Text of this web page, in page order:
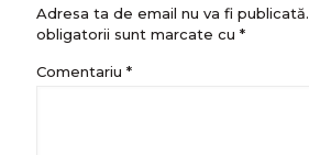
Adresa ta de email nu va fi publicată.
obligatorii sunt marcate cu *
Comentariu *